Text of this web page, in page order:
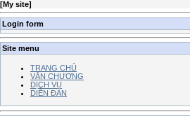
[My site]
Login form
Site menu
TRANG CHỦ
VĂN CHƯƠNG
DỊCH VỤ
DIỄN ĐÀN